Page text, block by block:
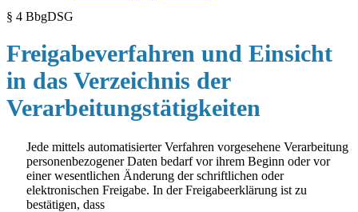
§ 4 BbgDSG
Freigabeverfahren und Einsicht
in das Verzeichnis der
Verarbeitungstätigkeiten
Jede mittels automatisierter Verfahren vorgesehene Verarbeitung
personenbezogener Daten bedarf vor ihrem Beginn oder vor
einer wesentlichen Änderung der schriftlichen oder
elektronischen Freigabe. In der Freigabeerklärung ist zu
bestätigen, dass